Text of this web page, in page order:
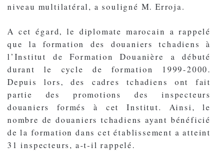
niveau multilatéral, a souligné M. Erroja.
A cet égard, le diplomate marocain a rappelé
que la formation des douaniers tchadiens à
l’Institut de Formation Douanière a débuté
durant le cycle de formation 1999-2000.
Depuis lors, des cadres tchadiens ont fait
partie des promotions des inspecteurs
douaniers formés à cet Institut. Ainsi, le
nombre de douaniers tchadiens ayant bénéficié
de la formation dans cet établissement a atteint
31 inspecteurs, a-t-il rappelé.